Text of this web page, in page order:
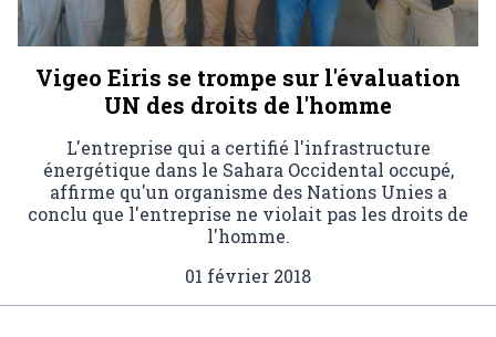
Vigeo Eiris se trompe sur l'évaluation
UN des droits de l'homme
L'entreprise qui a certifié l'infrastructure
énergétique dans le Sahara Occidental occupé,
affirme qu'un organisme des Nations Unies a
conclu que l'entreprise ne violait pas les droits de
l'homme.
01 février 2018